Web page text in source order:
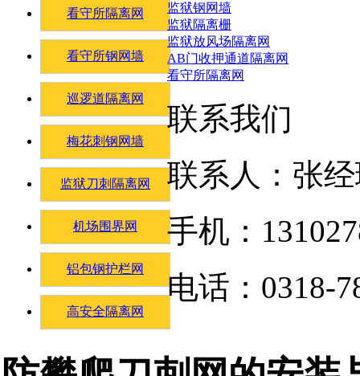
看守所隔离网
看守所钢网墙
巡逻道隔离网
梅花刺钢网墙
监狱刀刺隔离网
机场围界网
铝包钢护栏网
高安全隔离网
监狱钢网墙
监狱隔离栅
监狱放风场隔离网
AB门收押通道隔离网
看守所隔离网
联系我们
联系人：张
手机：
电话：0318-